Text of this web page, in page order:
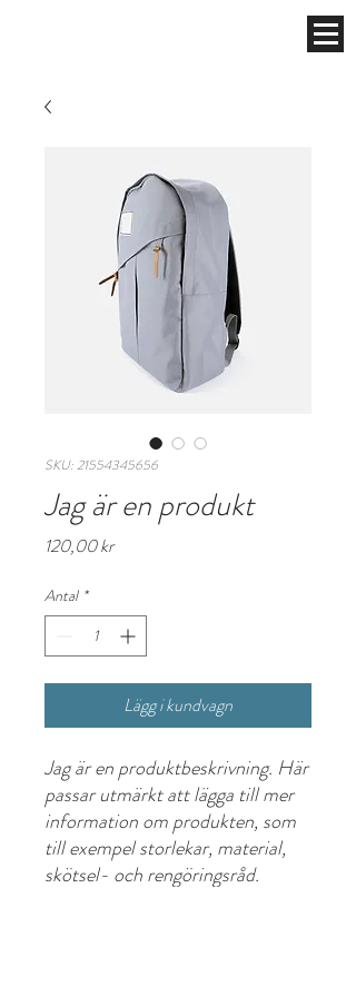
SKU: 21554345656
Jag är en produkt
120,00 krPris
Antal *
Lägg i kundvagn
Jag är en produktbeskrivning. Här
passar utmärkt att lägga till mer
information om produkten, som
till exempel storlekar, material,
skötsel- och rengöringsråd.